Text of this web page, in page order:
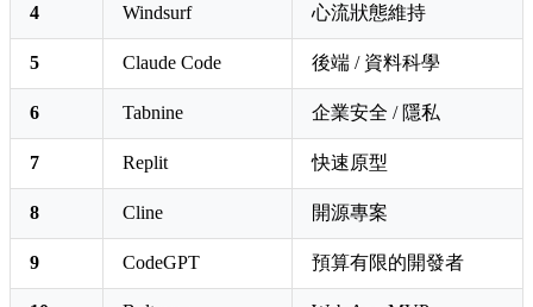
4 Windsurf 心流狀態維持
5 Claude Code 後端 / 資料科學
6 Tabnine 企業安全 / 隱私
7 Replit 快速原型
8 Cline 開源專案
9 CodeGPT 預算有限的開發者